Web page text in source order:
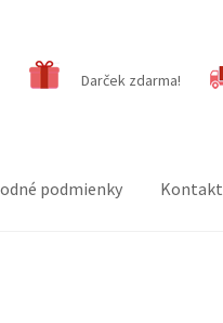
Darček zdarma!
podmienky Kontakt